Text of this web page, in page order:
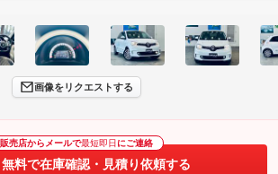
画像をリクエストする
販売店からメールで最短即日 にご連絡
無料で在庫確認・見積り依頼する